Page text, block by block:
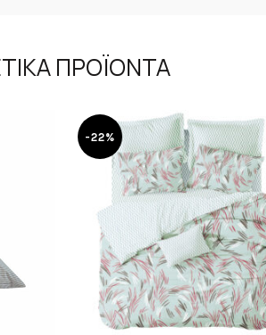
ΠΡΟΪΌΝΤΑ
-22%